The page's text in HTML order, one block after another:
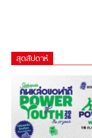
สุดสัปดาห์